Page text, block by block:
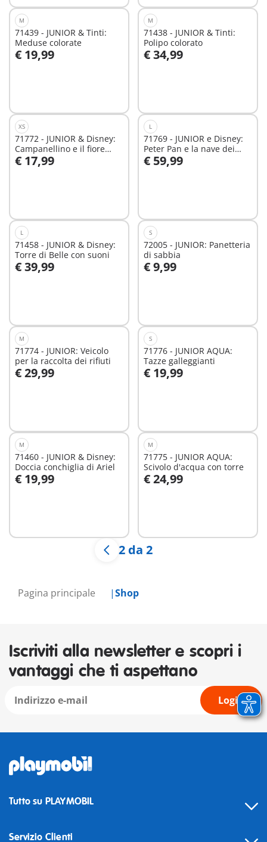
Pagina principale Shop
M
71439 - JUNIOR & Tinti:
Meduse colorate
€ 19,99
Aggiungi al carrello
M
71438 - JUNIOR & Tinti:
Polipo colorato
€ 34,99
Aggiungi al carrello
XS
71772 - JUNIOR & Disney:
Campanellino e il fiore
fatato
€ 17,99
Aggiungi al carrello
L
71769 - JUNIOR e Disney:
Peter Pan e la nave dei
pirati
€ 59,99
Aggiungi al carrello
L
71458 - JUNIOR & Disney:
Torre di Belle con suoni
€ 39,99
Aggiungi al carrello
S
72005 - JUNIOR: Panetteria
di sabbia
€ 9,99
Aggiungi al carrello
M
71774 - JUNIOR: Veicolo
per la raccolta dei rifiuti
€ 29,99
Aggiungi al carrello
S
71776 - JUNIOR AQUA:
Tazze galleggianti
€ 19,99
Aggiungi al carrello
M
71460 - JUNIOR & Disney:
Doccia conchiglia di Ariel
€ 19,99
Aggiungi al carrello
M
71775 - JUNIOR AQUA:
Scivolo d'acqua con torre
€ 24,99
Aggiungi al carrello
2 da 2
Iscriviti alla newsletter e scopri i
vantaggi che ti aspettano
Login
Tutto su PLAYMOBIL
Servizio Clienti